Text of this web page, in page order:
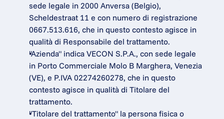
sede legale in 2000 Anversa (Belgio),
Scheldestraat 11 e con numero di registrazione
0667.513.616, che in questo contesto agisce in
qualità di Responsabile del trattamento.
"Azienda" indica VECON S.P.A., con sede legale
in Porto Commerciale Molo B Marghera, Venezia
(VE), e P.IVA 02274260278, che in questo
contesto agisce in qualità di Titolare del
trattamento.
"Titolare del trattamento" la persona fisica o